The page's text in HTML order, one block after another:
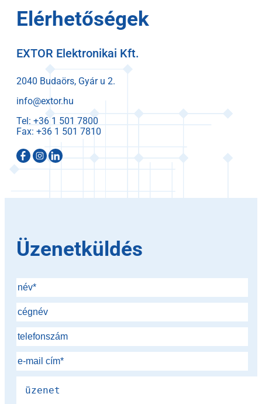
Elérhetőségek
EXTOR Elektronikai Kft.
2040 Budaörs, Gyár u 2.
info@extor.hu
Tel:
Fax:
Üzenetküldés